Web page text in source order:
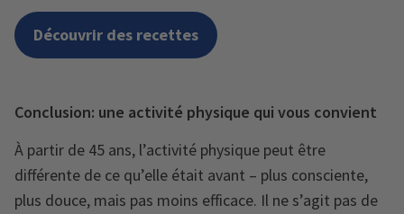
Découvrir des recettes
Conclusion: une activité physique qui vous convient
À partir de 45 ans, l’activité physique peut être
différente de ce qu’elle était avant – plus consciente,
plus douce, mais pas moins efficace. Il ne s’agit pas de